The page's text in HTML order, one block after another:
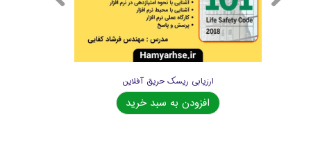
ارزیابی ریسک حریق آفلاین
افزودن به سبد خرید